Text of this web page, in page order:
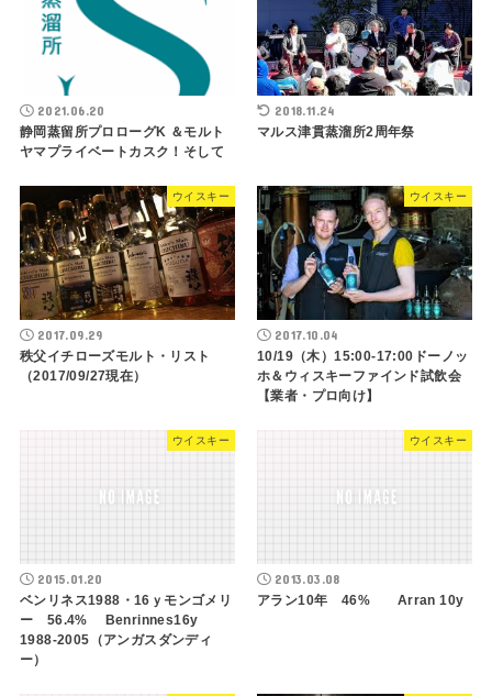
2021.06.20
静岡蒸留所プロローグK ＆モルト
ヤマプライベートカスク！そして
2018.11.24
マルス津貫蒸溜所2周年祭
ウイスキー
2017.09.29
秩父イチローズモルト・リスト
（2017/09/27現在）
ウイスキー
2017.10.04
10/19（木）15:00-17:00ドーノッ
ホ＆ウィスキーファインド試飲会
【業者・プロ向け】
ウイスキー
2015.01.20
ベンリネス1988・16ｙモンゴメリ
ー 56.4% Benrinnes16y
1988-2005（アンガスダンディ
ー）
ウイスキー
2013.03.08
アラン10年 46% Arran 10y